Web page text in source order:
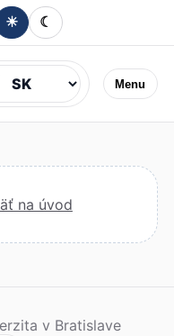
☀ ☾
Menu
Jazyk
na úvod
v Bratislave